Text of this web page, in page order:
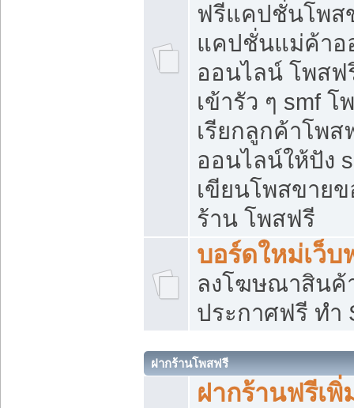
ฟรีแคปชั่นโพส
แคปชั่นแม่ค้า
ออนไลน์ โพสฟ
เข้ารัว ๆ smf
เรียกลูกค้าโพส
ออนไลน์ให้ปัง
เขียนโพสขาย
ร้าน โพสฟรี
บอร์ดใหม่เว็บ
ลงโฆษณาสิน
ประกาศฟรี ทำ
ฝากร้านโพสฟรี
ฝากร้านฟรีเ